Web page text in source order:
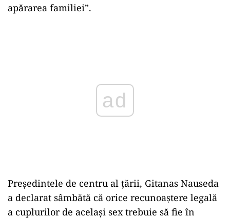
apărarea familiei”.
Preşedintele de centru al ţării, Gitanas Nauseda
a declarat sâmbătă că orice recunoaştere legală
a cuplurilor de acelaşi sex trebuie să fie în